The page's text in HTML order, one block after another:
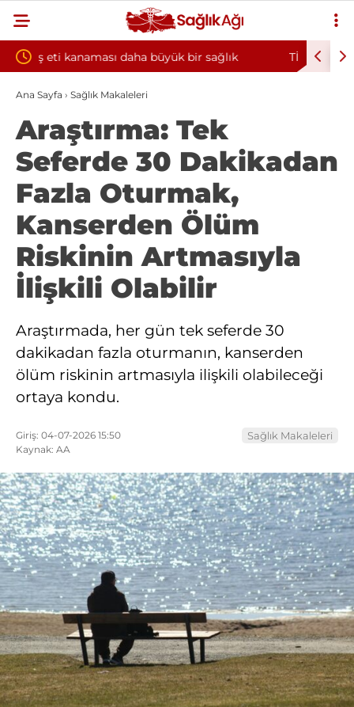
bir sağlık TİKA 2026/01 Sözleşmeli Bilişim Personeli
İlanı Yayımlandı
Ana Sayfa › Sağlık Makaleleri
Araştırma: Tek
Seferde 30 Dakikadan
Fazla Oturmak,
Kanserden Ölüm
Riskinin Artmasıyla
İlişkili Olabilir
Araştırmada, her gün tek seferde 30
dakikadan fazla oturmanın, kanserden
ölüm riskinin artmasıyla ilişkili olabileceği
ortaya kondu.
Giriş: 04-07-2026 15:50
Kaynak: AA
Sağlık Makaleleri